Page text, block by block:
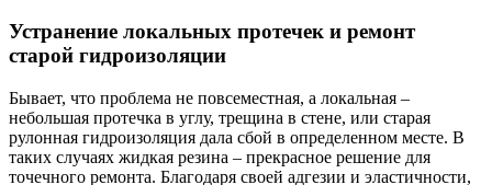
Устранение локальных протечек и ремонт
старой гидроизоляции
Бывает, что проблема не повсеместная, а локальная –
небольшая протечка в углу, трещина в стене, или старая
рулонная гидроизоляция дала сбой в определенном месте. В
таких случаях жидкая резина – прекрасное решение для
точечного ремонта. Благодаря своей адгезии и эластичности,